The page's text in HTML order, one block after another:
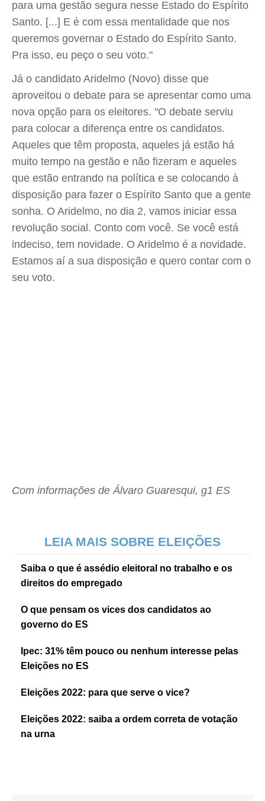
para uma gestão segura nesse Estado do Espírito
Santo. [...] E é com essa mentalidade que nos
queremos governar o Estado do Espírito Santo.
Pra isso, eu peço o seu voto."
Já o candidato Aridelmo (Novo) disse que
aproveitou o debate para se apresentar como uma
nova opção para os eleitores. "O debate serviu
para colocar a diferença entre os candidatos.
Aqueles que têm proposta, aqueles já estão há
muito tempo na gestão e não fizeram e aqueles
que estão entrando na política e se colocando à
disposição para fazer o Espírito Santo que a gente
sonha. O Aridelmo, no dia 2, vamos iniciar essa
revolução social. Conto com você. Se você está
indeciso, tem novidade. O Aridelmo é a novidade.
Estamos aí a sua disposição e quero contar com o
seu voto.
Com informações de Álvaro Guaresqui, g1 ES
LEIA MAIS SOBRE ELEIÇÕES
Saiba o que é assédio eleitoral no trabalho e os
direitos do empregado
O que pensam os vices dos candidatos ao
governo do ES
Ipec: 31% têm pouco ou nenhum interesse pelas
Eleições no ES
Eleições 2022: para que serve o vice?
Eleições 2022: saiba a ordem correta de votação
na urna